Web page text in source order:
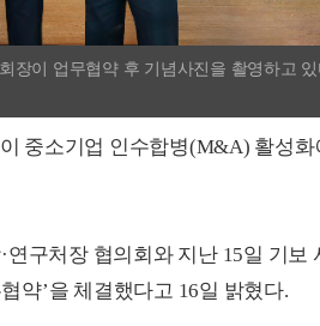
장이 업무협약 후 기념사진을 촬영하고
중소기업 인수합병(M&A) 활성화
구처장 협의회와 지난 15일 기보
약’을 체결했다고 16일 밝혔다.